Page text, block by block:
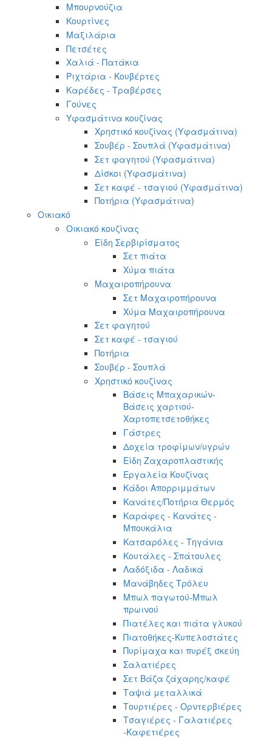
Μπουρνούζια
Κουρτίνες
Μαξιλάρια
Πετσέτες
Χαλιά - Πατάκια
Ριχτάρια - Κουβέρτες
Καρέδες - Τραβέρσες
Γούνες
Υφασμάτινα κουζίνας
Χρηστικό κουζίνας (Υφασμάτινα)
Σουβέρ - Σουπλά (Υφασμάτινα)
Σετ φαγητού (Υφασμάτινα)
Δίσκοι (Υφασμάτινα)
Σετ καφέ - τσαγιού (Υφασμάτινα)
Ποτήρια (Υφασμάτινα)
Οικιακό
Οικιακό κουζίνας
Είδη Σερβιρίσματος
Σετ πιάτα
Χύμα πιάτα
Μαχαιροπήρουνα
Σετ Μαχαιροπήρουνα
Χύμα Μαχαιροπήρουνα
Σετ φαγητού
Σετ καφέ - τσαγιού
Ποτήρια
Σουβέρ - Σουπλά
Χρηστικό κουζίνας
Βάσεις Μπαχαρικών-
Βάσεις χαρτιού-
Χαρτοπετσετοθήκες
Γάστρες
Δοχεία τροφίμων/υγρών
Είδη Ζαχαροπλαστικής
Εργαλεία Κουζίνας
Κάδοι Απορριμμάτων
Κανάτες/Ποτήρια Θερμός
Καράφες - Κανάτες -
Μπουκάλια
Κατσαρόλες - Τηγάνια
Κουτάλες - Σπάτουλες
Λαδόξιδα - Λαδικά
Μανάβηδες Τρόλευ
Μπωλ παγωτού-Μπωλ
πρωινού
Πιατέλες και πιάτα γλυκού
Πιατοθήκες-Κυπελοστάτες
Πυρίμαχα και πυρέξ σκεύη
Σαλατιέρες
Σετ Βάζα ζάχαρης/καφέ
Ταψιά μεταλλικά
Τουρτιέρες - Ορντερβιέρες
Τσαγιέρες - Γαλατιέρες
-Καφετιέρες